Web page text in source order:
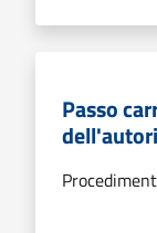
Passo